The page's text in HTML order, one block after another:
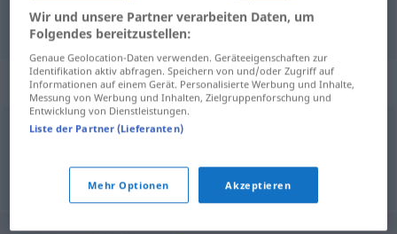
KlotzmPerson klump
Synonyme für "klump"
Wir und unsere Partner verarbeiten Daten, um
Folgendes bereitzustellen:
Genaue Geolocation-Daten verwenden. Geräteeigenschaften zur
Identifikation aktiv abfragen. Speichern von und/oder Zugriff auf
Informationen auf einem Gerät. Personalisierte Werbung und Inhalte,
Messung von Werbung und Inhalten, Zielgruppenforschung und
Entwicklung von Dienstleistungen.
Liste der Partner (Lieferanten)
Mehr Optionen Akzeptieren